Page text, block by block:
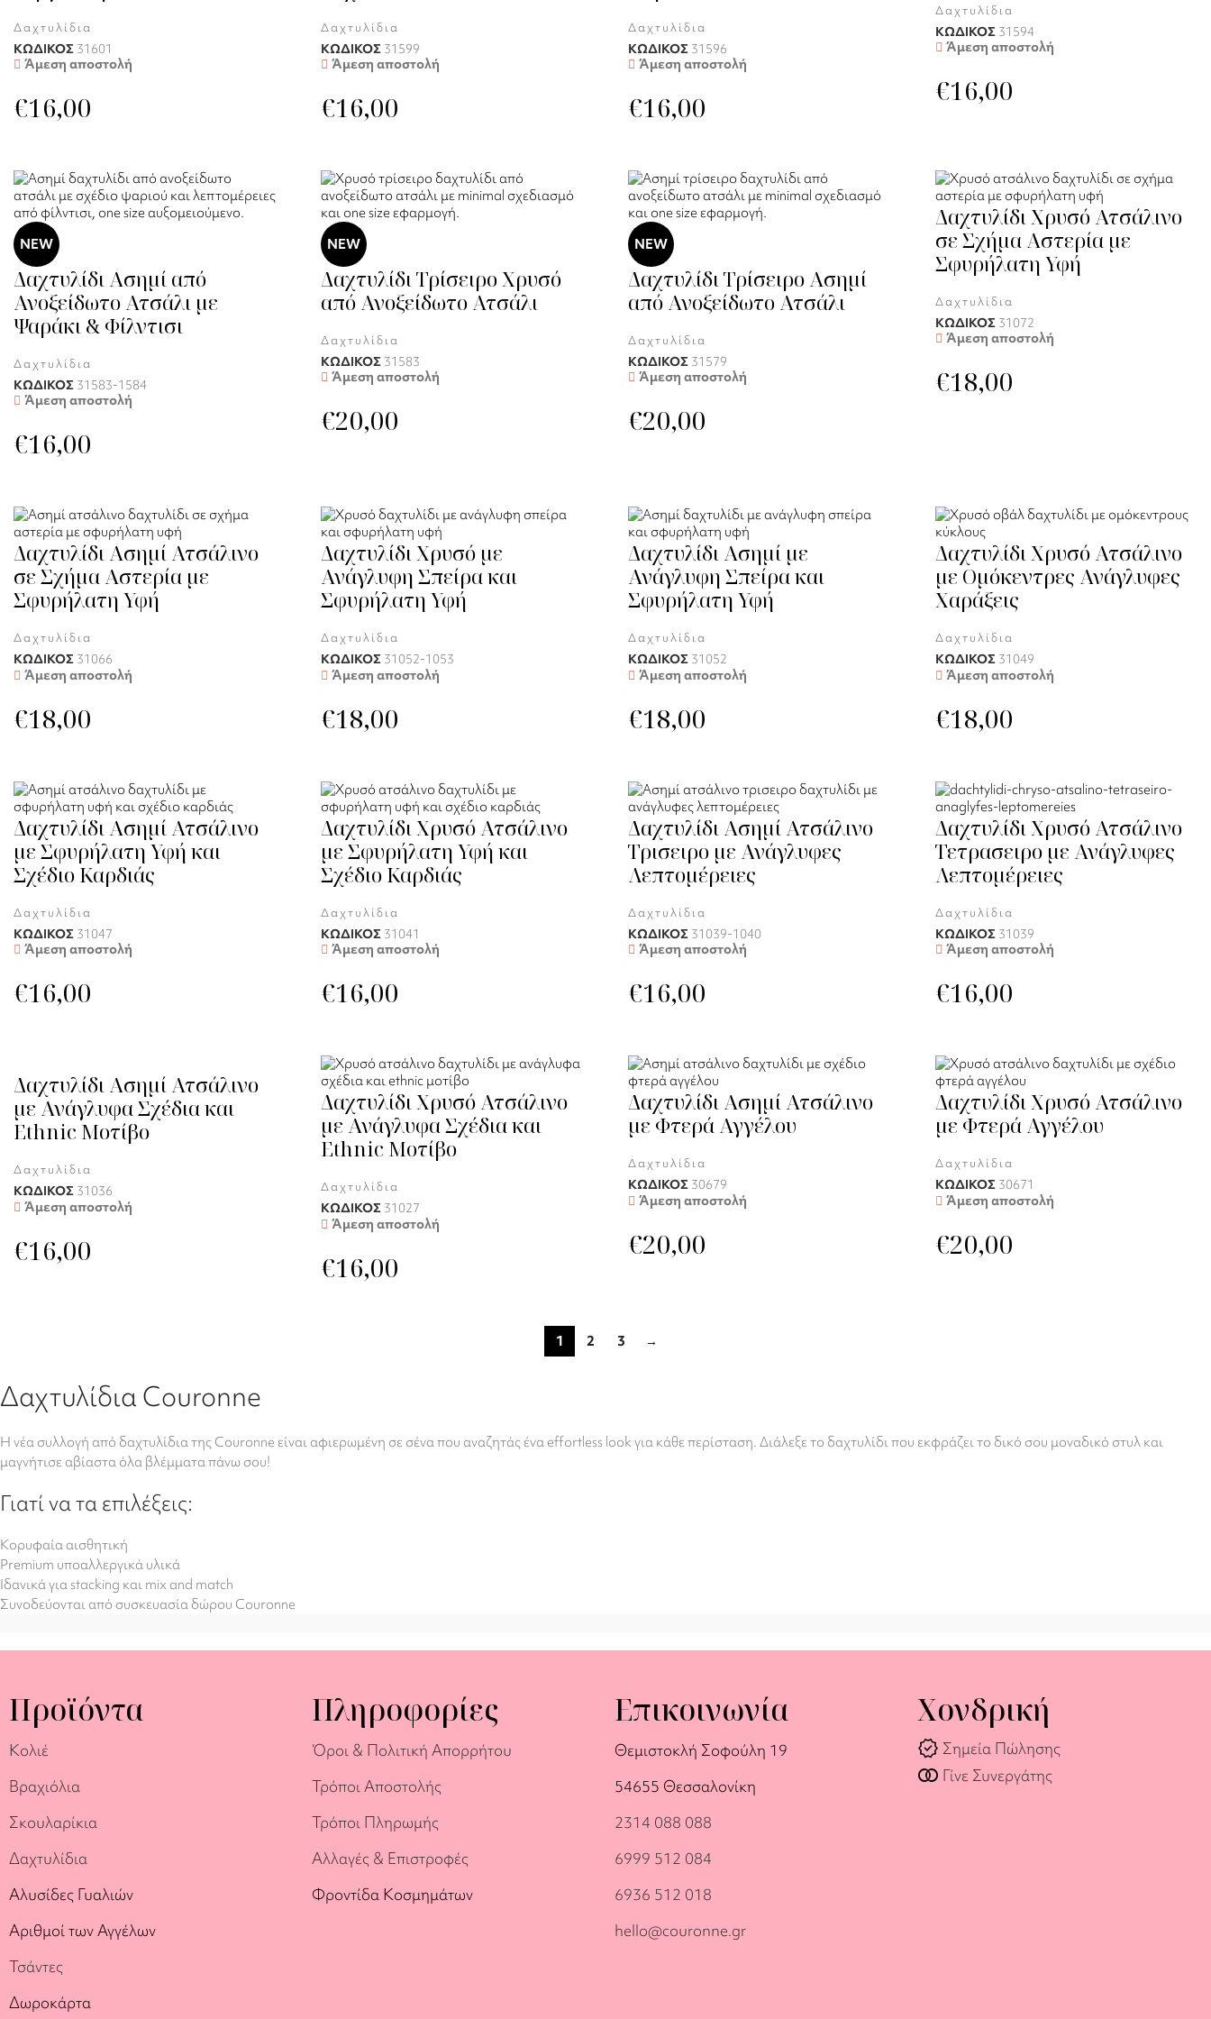
Δαχτυλίδια
ΚΩΔΙΚΟΣ 31601
Άμεση αποστολή
€16,00
Δαχτυλίδια
ΚΩΔΙΚΟΣ 31599
Άμεση αποστολή
€16,00
Δαχτυλίδια
ΚΩΔΙΚΟΣ 31596
Άμεση αποστολή
€16,00
Δαχτυλίδια
ΚΩΔΙΚΟΣ 31594
Άμεση αποστολή
€16,00
NEW
Δαχτυλίδι Ασημί από
Ανοξείδωτο Ατσάλι με
Ψαράκι & Φίλντισι
Δαχτυλίδια
ΚΩΔΙΚΟΣ 31583-1584
Άμεση αποστολή
€16,00
NEW
Δαχτυλίδι Τρίσειρο Χρυσό
από Ανοξείδωτο Ατσάλι
Δαχτυλίδια
ΚΩΔΙΚΟΣ 31583
Άμεση αποστολή
€20,00
NEW
Δαχτυλίδι Τρίσειρο Ασημί
από Ανοξείδωτο Ατσάλι
Δαχτυλίδια
ΚΩΔΙΚΟΣ 31579
Άμεση αποστολή
€20,00
Δαχτυλίδι Χρυσό Ατσάλινο
σε Σχήμα Αστερία με
Σφυρήλατη Υφή
Δαχτυλίδια
ΚΩΔΙΚΟΣ 31072
Άμεση αποστολή
€18,00
Δαχτυλίδι Ασημί Ατσάλινο
σε Σχήμα Αστερία με
Σφυρήλατη Υφή
Δαχτυλίδια
ΚΩΔΙΚΟΣ 31066
Άμεση αποστολή
€18,00
Δαχτυλίδι Χρυσό με
Ανάγλυφη Σπείρα και
Σφυρήλατη Υφή
Δαχτυλίδια
ΚΩΔΙΚΟΣ 31052-1053
Άμεση αποστολή
€18,00
Δαχτυλίδι Ασημί με
Ανάγλυφη Σπείρα και
Σφυρήλατη Υφή
Δαχτυλίδια
ΚΩΔΙΚΟΣ 31052
Άμεση αποστολή
€18,00
Δαχτυλίδι Χρυσό Ατσάλινο
με Ομόκεντρες Ανάγλυφες
Χαράξεις
Δαχτυλίδια
ΚΩΔΙΚΟΣ 31049
Άμεση αποστολή
€18,00
Δαχτυλίδι Ασημί Ατσάλινο
με Σφυρήλατη Υφή και
Σχέδιο Καρδιάς
Δαχτυλίδια
ΚΩΔΙΚΟΣ 31047
Άμεση αποστολή
€16,00
Δαχτυλίδι Χρυσό Ατσάλινο
με Σφυρήλατη Υφή και
Σχέδιο Καρδιάς
Δαχτυλίδια
ΚΩΔΙΚΟΣ 31041
Άμεση αποστολή
€16,00
Δαχτυλίδι Ασημί Ατσάλινο
Τρισειρο με Ανάγλυφες
Λεπτομέρειες
Δαχτυλίδια
ΚΩΔΙΚΟΣ 31039-1040
Άμεση αποστολή
€16,00
Δαχτυλίδι Χρυσό Ατσάλινο
Τετρασειρο με Ανάγλυφες
Λεπτομέρειες
Δαχτυλίδια
ΚΩΔΙΚΟΣ 31039
Άμεση αποστολή
€16,00
Δαχτυλίδι Ασημί Ατσάλινο
με Ανάγλυφα Σχέδια και
Ethnic Μοτίβο
Δαχτυλίδια
ΚΩΔΙΚΟΣ 31036
Άμεση αποστολή
€16,00
Δαχτυλίδι Χρυσό Ατσάλινο
με Ανάγλυφα Σχέδια και
Ethnic Μοτίβο
Δαχτυλίδια
ΚΩΔΙΚΟΣ 31027
Άμεση αποστολή
€16,00
Δαχτυλίδι Ασημί Ατσάλινο
με Φτερά Αγγέλου
Δαχτυλίδια
ΚΩΔΙΚΟΣ 30679
Άμεση αποστολή
€20,00
Δαχτυλίδι Χρυσό Ατσάλινο
με Φτερά Αγγέλου
Δαχτυλίδια
ΚΩΔΙΚΟΣ 30671
Άμεση αποστολή
€20,00
1 2 3 →
Δαχτυλίδια Couronne
Η νέα συλλογή από δαχτυλίδια της Couronne είναι αφιερωμένη σε σένα που αναζητάς ένα effortless look για κάθε περίσταση. Διάλεξε το δαχτυλίδι που εκφράζει το δικό σου μοναδικό στυλ και
μαγνήτισε αβίαστα όλα βλέμματα πάνω σου!
Γιατί να τα επιλέξεις:
Κορυφαία αισθητική
Premium υποαλλεργικά υλικά
Ιδανικά για stacking και mix and match
Συνοδεύονται από συσκευασία δώρου Couronne
Προϊόντα
Κολιέ
Βραχιόλια
Σκουλαρίκια
Δαχτυλίδια
Αλυσίδες Γυαλιών
Αριθμοί των Αγγέλων
Τσάντες
Δωροκάρτα
Πληροφορίες
Όροι & Πολιτική Απορρήτου
Τρόποι Αποστολής
Τρόποι Πληρωμής
Αλλαγές & Επιστροφές
Φροντίδα Κοσμημάτων
Επικοινωνία
Θεμιστοκλή Σοφούλη 19
54655 Θεσσαλονίκη
2314 088 088
6999 512 084
6936 512 018
hello@couronne.gr
Χονδρική
verified Σημεία Πώλησης
join_full Γίνε Συνεργάτης